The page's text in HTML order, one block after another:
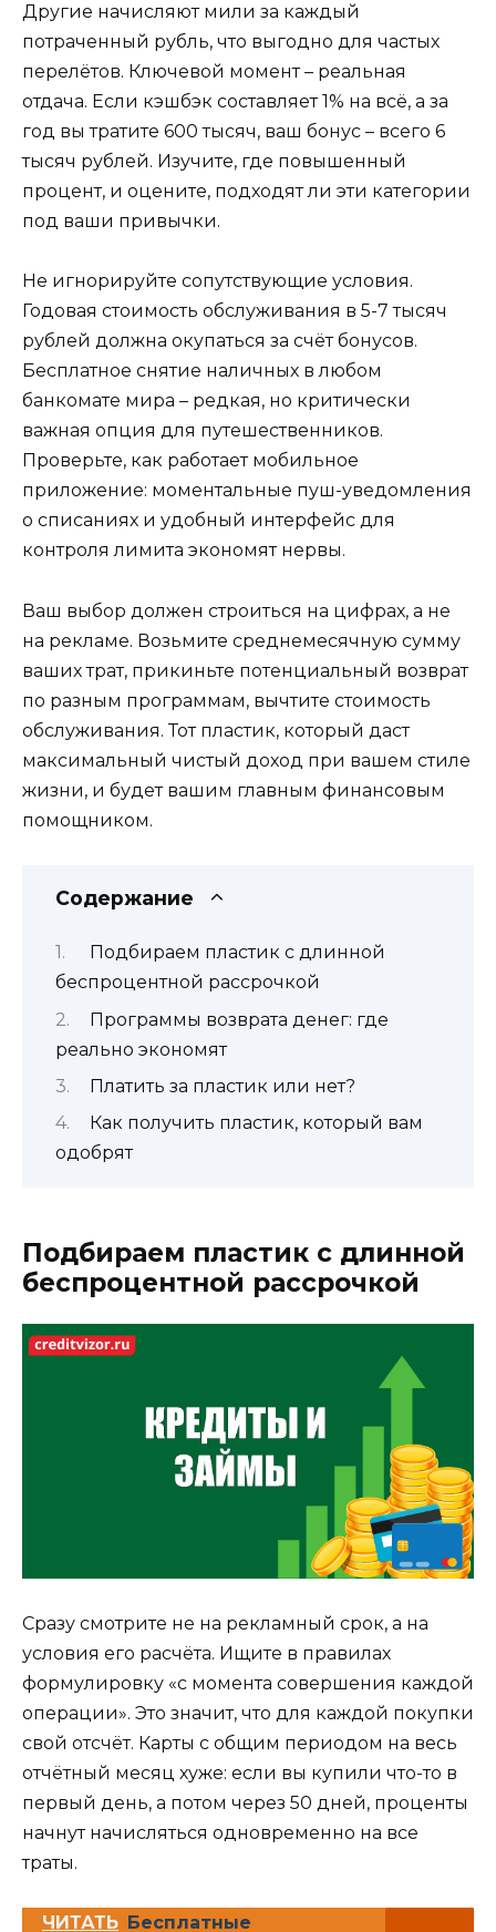
Другие начисляют мили за каждый
потраченный рубль, что выгодно для частых
перелётов. Ключевой момент – реальная
отдача. Если кэшбэк составляет 1% на всё, а за
год вы тратите 600 тысяч, ваш бонус – всего 6
тысяч рублей. Изучите, где повышенный
процент, и оцените, подходят ли эти категории
под ваши привычки.
Не игнорируйте сопутствующие условия.
Годовая стоимость обслуживания в 5-7 тысяч
рублей должна окупаться за счёт бонусов.
Бесплатное снятие наличных в любом
банкомате мира – редкая, но критически
важная опция для путешественников.
Проверьте, как работает мобильное
приложение: моментальные пуш-уведомления
о списаниях и удобный интерфейс для
контроля лимита экономят нервы.
Ваш выбор должен строиться на цифрах, а не
на рекламе. Возьмите среднемесячную сумму
ваших трат, прикиньте потенциальный возврат
по разным программам, вычтите стоимость
обслуживания. Тот пластик, который даст
максимальный чистый доход при вашем стиле
жизни, и будет вашим главным финансовым
помощником.
Содержание
Подбираем пластик с длинной
беспроцентной рассрочкой
Программы возврата денег: где
реально экономят
Платить за пластик или нет?
Как получить пластик, который вам
одобрят
Подбираем пластик с длинной
беспроцентной рассрочкой
Сразу смотрите не на рекламный срок, а на
условия его расчёта. Ищите в правилах
формулировку «с момента совершения каждой
операции». Это значит, что для каждой покупки
свой отсчёт. Карты с общим периодом на весь
отчётный месяц хуже: если вы купили что-то в
первый день, а потом через 50 дней, проценты
начнут начисляться одновременно на все
траты.
ЧИТАТЬ Бесплатные